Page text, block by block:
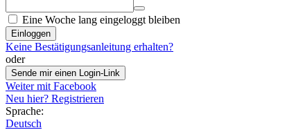
Eine Woche lang eingeloggt bleiben
Einloggen
Keine Bestätigungsanleitung erhalten?
oder
Sende mir einen Login-Link
Weiter mit Facebook
Neu hier? Registrieren
Sprache:
Deutsch